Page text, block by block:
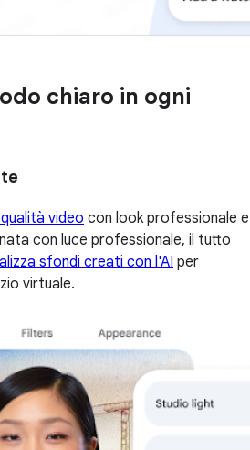
chiaro in ogni
video con look professionale e
con luce professionale, il tutto
sfondi creati con l'AI per
virtuale.